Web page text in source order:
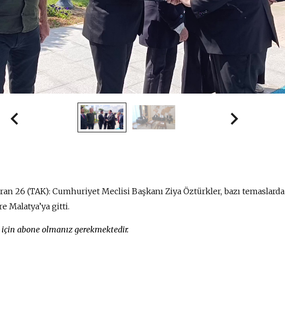
26 (TAK): Cumhuriyet Meclisi Başkanı Ziya Öztürkler, bazı temaslarda
Malatya’ya gitti.
abone olmanız gerekmektedir.